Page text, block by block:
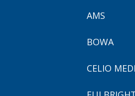
AMS
BOWA
CELIO